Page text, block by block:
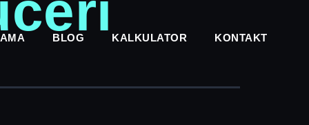
BLOG KALKULATOR KONTAKT